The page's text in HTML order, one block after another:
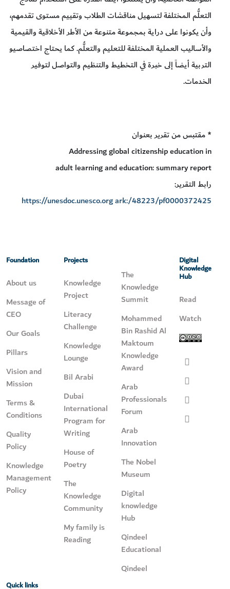
التعلُّم المختلفة لتسهيل مناقشات الطلاب وتقييم مستوى تقدمهم،
وأن يكونوا على دراية بمجموعة متنوعة من الأطر الأخلاقية والقيمية
والأساليب العملية المختلفة للتعليم والتعلُّم. كما يحتاج اختصاصيو
التربية أيضاً إلى خبرة في التخطيط والتنظيم والتواصل لتوفير
الخدمات.
* مقتبس من تقرير بعنوان
Addressing global citizenship education in
adult learning and education: summary report
رابط التقرير:
https://unesdoc.unesco.org ark:/48223/pf0000372425
Foundation
About us
Message of
CEO
Our Goals
Pillars
Vision and
Mission
Terms &
Conditions
Quality
Policy
Knowledge
Management
Policy
Projects
Knowledge
Project
Literacy
Challenge
Knowledge
Lounge
Bil Arabi
Dubai
International
Program for
Writing
House of
Poetry
The
Knowledge
Community
My family is
Reading
The
Knowledge
Summit
Mohammed
Bin Rashid Al
Maktoum
Knowledge
Award
Arab
Professionals
Forum
Arab
Innovation
The Nobel
Museum
Digital
knowledge
Hub
Qindeel
Educational
Qindeel
Digital
Knowledge
Hub
Read
Watch
Quick links